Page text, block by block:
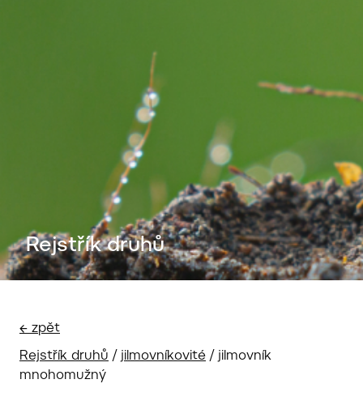
Rejstřík druhů
← zpět
Rejstřík druhů / jilmovníkovité / jilmovník
mnohomužný